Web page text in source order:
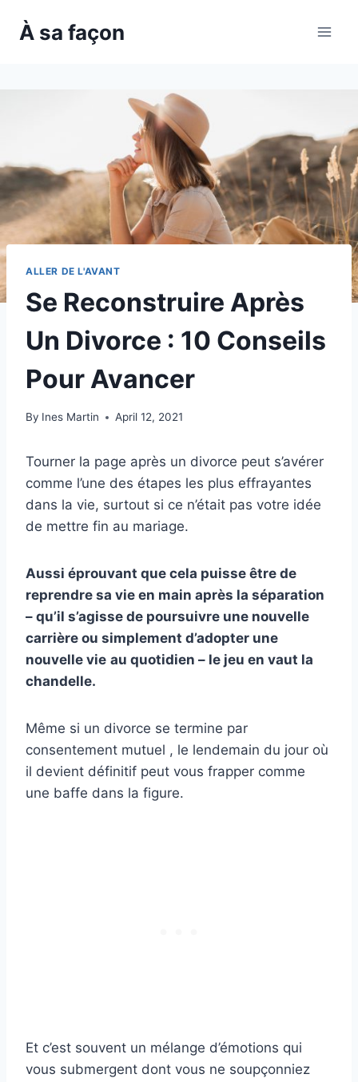
À sa façon
ALLER DE L'AVANT
Se Reconstruire Après
Un Divorce : 10 Conseils
Pour Avancer
By Ines Martin April 12, 2021
Tourner la page après un divorce peut s’avérer
comme l’une des étapes les plus effrayantes
dans la vie, surtout si ce n’était pas votre idée
de mettre fin au mariage.
Aussi éprouvant que cela puisse être de
reprendre sa vie en main après la séparation
– qu’il s’agisse de poursuivre une nouvelle
carrière ou simplement d’adopter une
nouvelle vie au quotidien – le jeu en vaut la
chandelle.
Même si un divorce se termine par
consentement mutuel , le lendemain du jour où
il devient définitif peut vous frapper comme
une baffe dans la figure.
Et c’est souvent un mélange d’émotions qui
vous submergent dont vous ne soupçonniez